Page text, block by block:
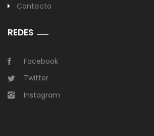
Contacto
REDES
Facebook
Twitter
Instagram